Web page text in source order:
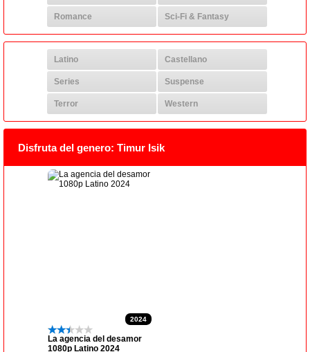
Romance Sci-Fi & Fantasy
Latino Castellano
Series Suspense
Terror Western
Disfruta del genero: Timur Isik
2024
La agencia del desamor
1080p Latino 2024